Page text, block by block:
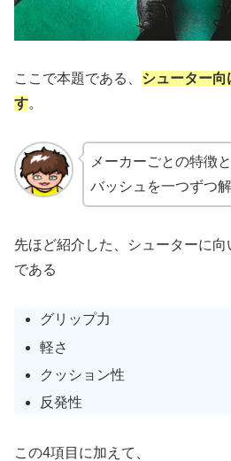
ここで本題である、 シューター向
す。
メーカーごとの特徴
バッシュを一つずつ
先ほど紹介した、シューターに
である
グリップ力
軽さ
クッション性
反発性
この4項目に加えて、